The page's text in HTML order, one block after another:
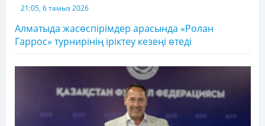
21:05, 6 тамыз 2026
Алматыда жасөспірімдер арасында «Ролан
Гаррос» турнирінің іріктеу кезеңі өтеді